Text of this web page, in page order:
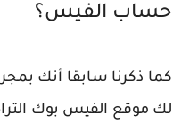
حساب الفيس؟
كما ذكرنا سابقا أنك
لك موقع الفيس بوك